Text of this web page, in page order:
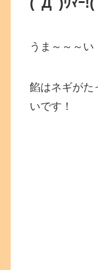
うま～～～い
餡はネギがた
いです！